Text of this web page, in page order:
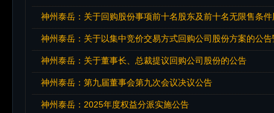
神州泰岳：关于回购股份事项前十名股东及前十名无限售条
神州泰岳：关于以集中竞价交易方式回购公司股份方案的公
神州泰岳：关于董事长、总裁提议回购公司股份的公告
神州泰岳：第九届董事会第九次会议决议公告
神州泰岳：2025年度权益分派实施公告